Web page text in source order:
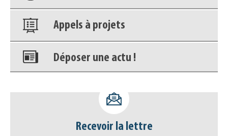
Appels à projets
Déposer une actu !
déconnecter)
Base documentaire
Recevoir la lettre